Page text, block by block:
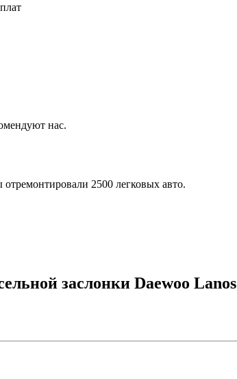
нас.
2500 легковых авто.
заслонки Daewoo Lanos